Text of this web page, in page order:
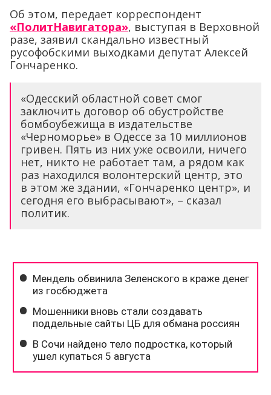
Об этом, передает корреспондент
«ПолитНавигатора», выступая в Верховной
разе, заявил скандально известный
русофобскими выходками депутат Алексей
Гончаренко.
«Одесский областной совет смог
заключить договор об обустройстве
бомбоубежища в издательстве
«Черноморье» в Одессе за 10 миллионов
гривен. Пять из них уже освоили, ничего
нет, никто не работает там, а рядом как
раз находился волонтерский центр, это
в этом же здании, «Гончаренко центр», и
сегодня его выбрасывают», – сказал
политик.